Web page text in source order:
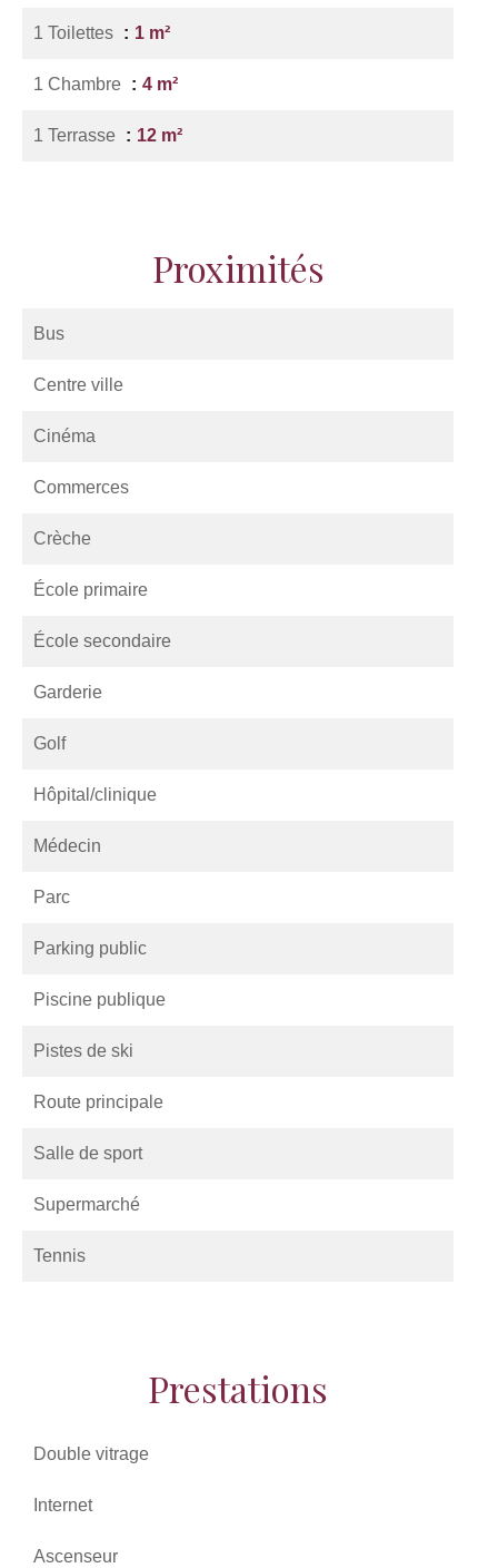
1 Toilettes 1 m²
1 Chambre 4 m²
1 Terrasse 12 m²
Proximités
Bus
Centre ville
Cinéma
Commerces
Crèche
École primaire
École secondaire
Garderie
Golf
Hôpital/clinique
Médecin
Parc
Parking public
Piscine publique
Pistes de ski
Route principale
Salle de sport
Supermarché
Tennis
Prestations
Double vitrage
Internet
Ascenseur